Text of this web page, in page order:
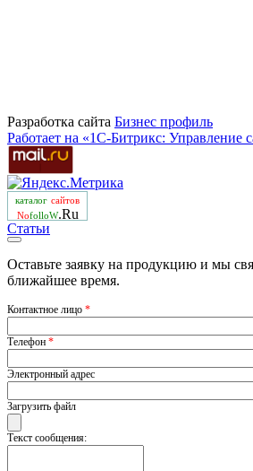
Разработка сайта Бизнеc профиль
Работает на «1С-Битрикс: Управление
каталог сайтов
NofolloW.Ru
Статьи
Оставьте заявку на продукцию и мы
ближайшее время.
Контактное лицо *
Телефон *
Электронный адрес
Загрузить файл
Текст сообщения: